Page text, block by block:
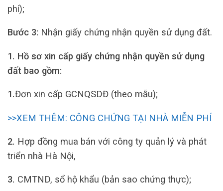
phí);
Bước 3: Nhận giấy chứng nhận quyền sử dụng đất.
1. Hồ sơ xin cấp giấy chứng nhận quyền sử dụng
đất bao gồm:
1.Đơn xin cấp GCNQSDĐ (theo mẫu);
>>XEM THÊM: CÔNG CHỨNG TẠI NHÀ MIỄN PHÍ
2. Hợp đồng mua bán với công ty quản lý và phát
triển nhà Hà Nội,
3. CMTND, sổ hộ khẩu (bản sao chứng thực);